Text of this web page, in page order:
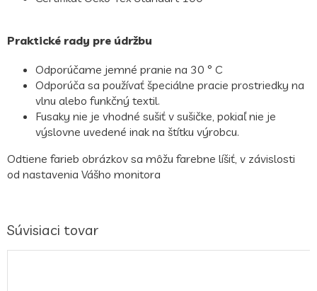
Praktické rady pre údržbu
Odporúčame jemné pranie na 30 ° C
Odporúča sa používať špeciálne pracie prostriedky na
vlnu alebo funkčný textil.
Fusaky nie je vhodné sušiť v sušičke, pokiaľ nie je
výslovne uvedené inak na štítku výrobcu.
Odtiene farieb obrázkov sa môžu farebne líšiť, v závislosti
od nastavenia Vášho monitora
Súvisiaci tovar